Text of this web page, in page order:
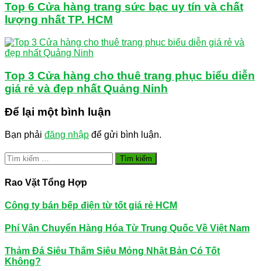
Top 6 Cửa hàng trang sức bạc uy tín và chất
lượng nhất TP. HCM
Top 3 Cửa hàng cho thuê trang phục biểu diễn
giá rẻ và đẹp nhất Quảng Ninh
Để lại một bình luận
Bạn phải đăng nhập để gửi bình luận.
Tìm
kiếm
cho:
Rao Vặt Tổng Hợp
Công ty bán bếp điện từ tốt giá rẻ HCM
Phí Vận Chuyển Hàng Hóa Từ Trung Quốc Về Việt Nam
Thảm Đá Siêu Thấm Siêu Mỏng Nhật Bản Có Tốt
Không?